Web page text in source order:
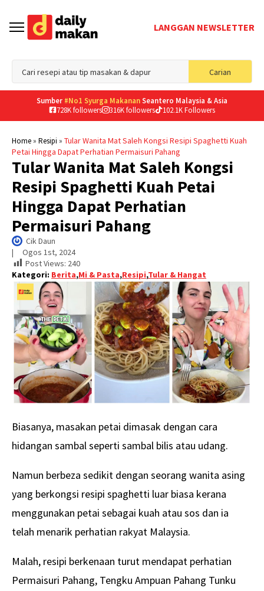
LANGGAN NEWSLETTER
Carian
for:
Sumber #No1 Syurga MakananSeantero Malaysia & Asia
728K followers
316K followers 102.1K Followers
Home» Resipi » Tular Wanita Mat Saleh Kongsi Resipi Spaghetti Kuah
Petai Hingga Dapat Perhatian Permaisuri Pahang
Tular Wanita Mat Saleh Kongsi
Resipi Spaghetti Kuah Petai
Hingga Dapat Perhatian
Permaisuri Pahang
Cik Daun
| Ogos 1st, 2024
Post Views: 240
Kategori: Berita,Mi & Pasta,Resipi,Tular & Hangat
Biasanya, masakan petai dimasak dengan cara
hidangan sambal seperti sambal bilis atau udang.
Namun berbeza sedikit dengan seorang wanita asing
yang berkongsi resipi spaghetti luar biasa kerana
menggunakan petai sebagai kuah atau sos dan ia
telah menarik perhatian rakyat Malaysia.
Malah, resipi berkenaan turut mendapat perhatian
Permaisuri Pahang, Tengku Ampuan Pahang Tunku